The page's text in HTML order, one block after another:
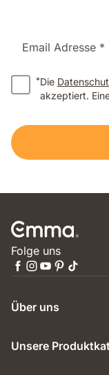
Email Adresse *
*Die
akzeptiert.
Folge uns
Über uns
Unsere